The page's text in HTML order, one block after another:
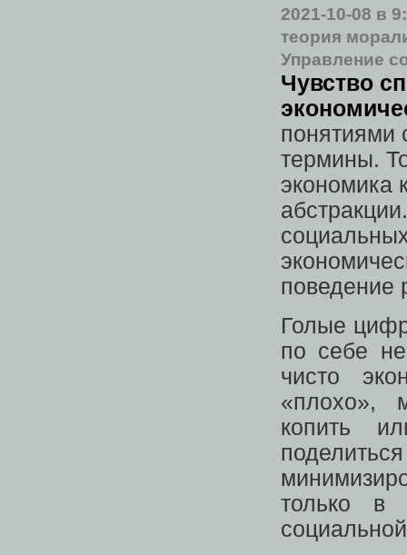
2021-10-08 в
теория
Управление
Чувство
понятиями
термины.
экономика
поведение
Голые
по себе
чисто
«плохо»,
копить
только в